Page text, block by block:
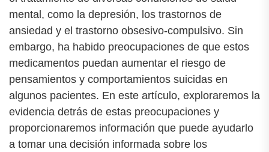
mental, como la depresión, los trastornos de
ansiedad y el trastorno obsesivo-compulsivo. Sin
embargo, ha habido preocupaciones de que estos
medicamentos puedan aumentar el riesgo de
pensamientos y comportamientos suicidas en
algunos pacientes. En este artículo, exploraremos la
evidencia detrás de estas preocupaciones y
proporcionaremos información que puede ayudarlo
a tomar una decisión informada sobre los